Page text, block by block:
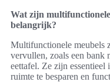
Wat zijn
belangrijk?
Multifunctionele meubels
vervullen, zoals een bank
eettafel. Ze zijn
ruimte te besparen en